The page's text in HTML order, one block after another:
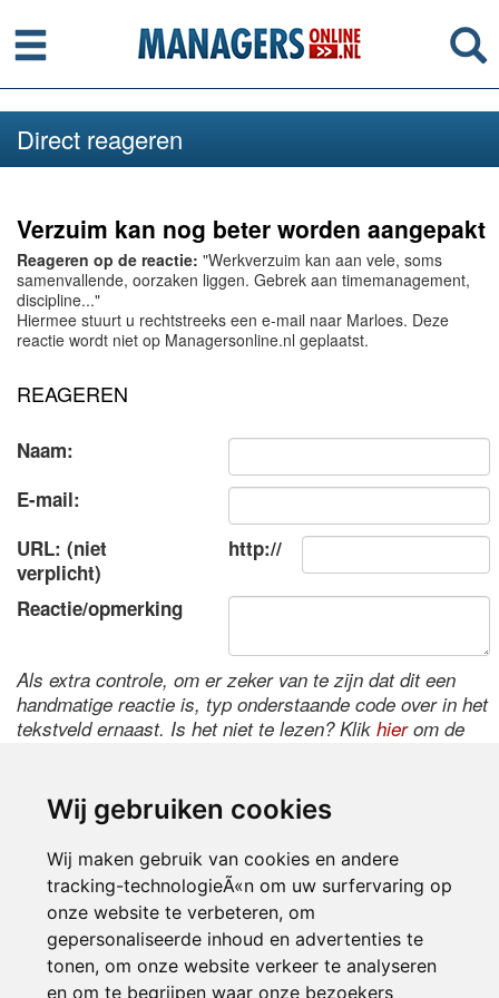
Wij gebruiken cookies
Wij maken gebruik van cookies en andere
tracking-technologieÃ«n om uw surfervaring op
onze website te verbeteren, om
gepersonaliseerde inhoud en advertenties te
tonen, om onze website verkeer te analyseren
en om te begrijpen waar onze bezoekers
Menu
Direct reageren
Verzuim kan nog beter worden aangepakt
Reageren op de reactie: "Werkverzuim kan aan vele, soms
samenvallende, oorzaken liggen. Gebrek aan timemanagement,
discipline..."
Hiermee stuurt u rechtstreeks een e-mail naar Marloes. Deze
reactie wordt niet op Managersonline.nl geplaatst.
REAGEREN
Naam:
E-mail:
URL: (niet
verplicht)
http://
Reactie/opmerking
Als extra controle, om er zeker van te zijn dat dit een
handmatige reactie is, typ onderstaande code over in het
tekstveld ernaast. Is het niet te lezen? Klik hierom de